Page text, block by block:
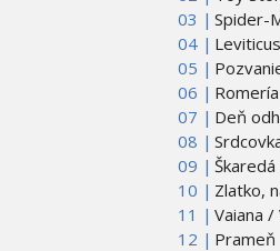
03 | Spider-
04 | Leviticus
05 |
06 | Romería
07 | Deň
08 |
09 |
10 | Zlatko,
11 | Vaiana /
12 | Prameň